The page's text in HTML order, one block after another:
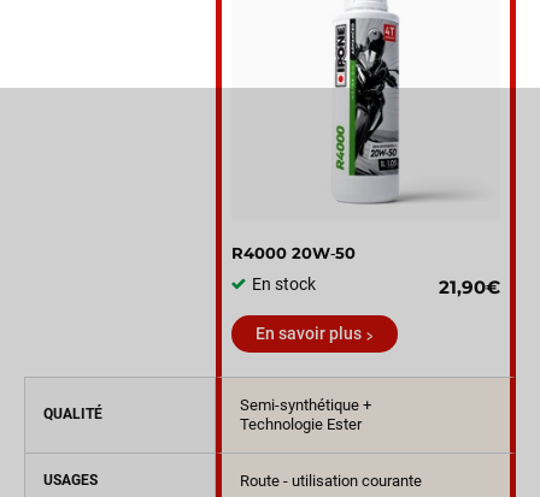
R4000 20W‑50
En stock
21,90€
En savoir plus
QUALITÉ
Semi-synthétique +
Technologie Ester
USAGES Route - utilisation courante